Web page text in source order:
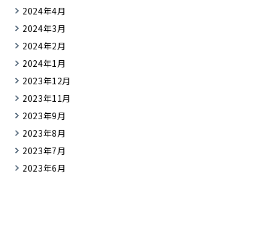
2024年4月
2024年3月
2024年2月
2024年1月
2023年12月
2023年11月
2023年9月
2023年8月
2023年7月
2023年6月